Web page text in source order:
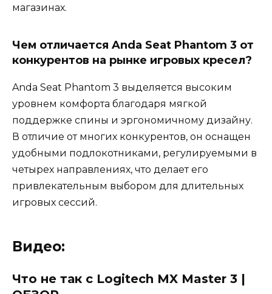
магазинах.
Чем отличается Anda Seat Phantom 3 от
конкурентов на рынке игровых кресел?
Anda Seat Phantom 3 выделяется высоким
уровнем комфорта благодаря мягкой
поддержке спины и эргономичному дизайну.
В отличие от многих конкурентов, он оснащен
удобными подлокотниками, регулируемыми в
четырех направлениях, что делает его
привлекательным выбором для длительных
игровых сессий.
Видео:
Что не так с Logitech MX Master 3 |